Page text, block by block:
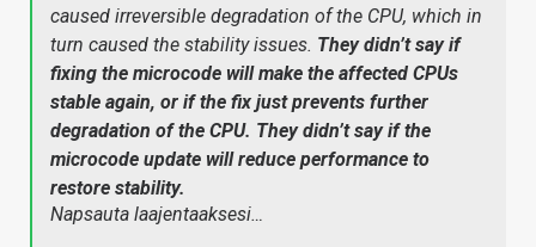
caused irreversible degradation of the CPU, which in
turn caused the stability issues. They didn’t say if
fixing the microcode will make the affected CPUs
stable again, or if the fix just prevents further
degradation of the CPU. They didn’t say if the
microcode update will reduce performance to
restore stability.
Napsauta laajentaaksesi…